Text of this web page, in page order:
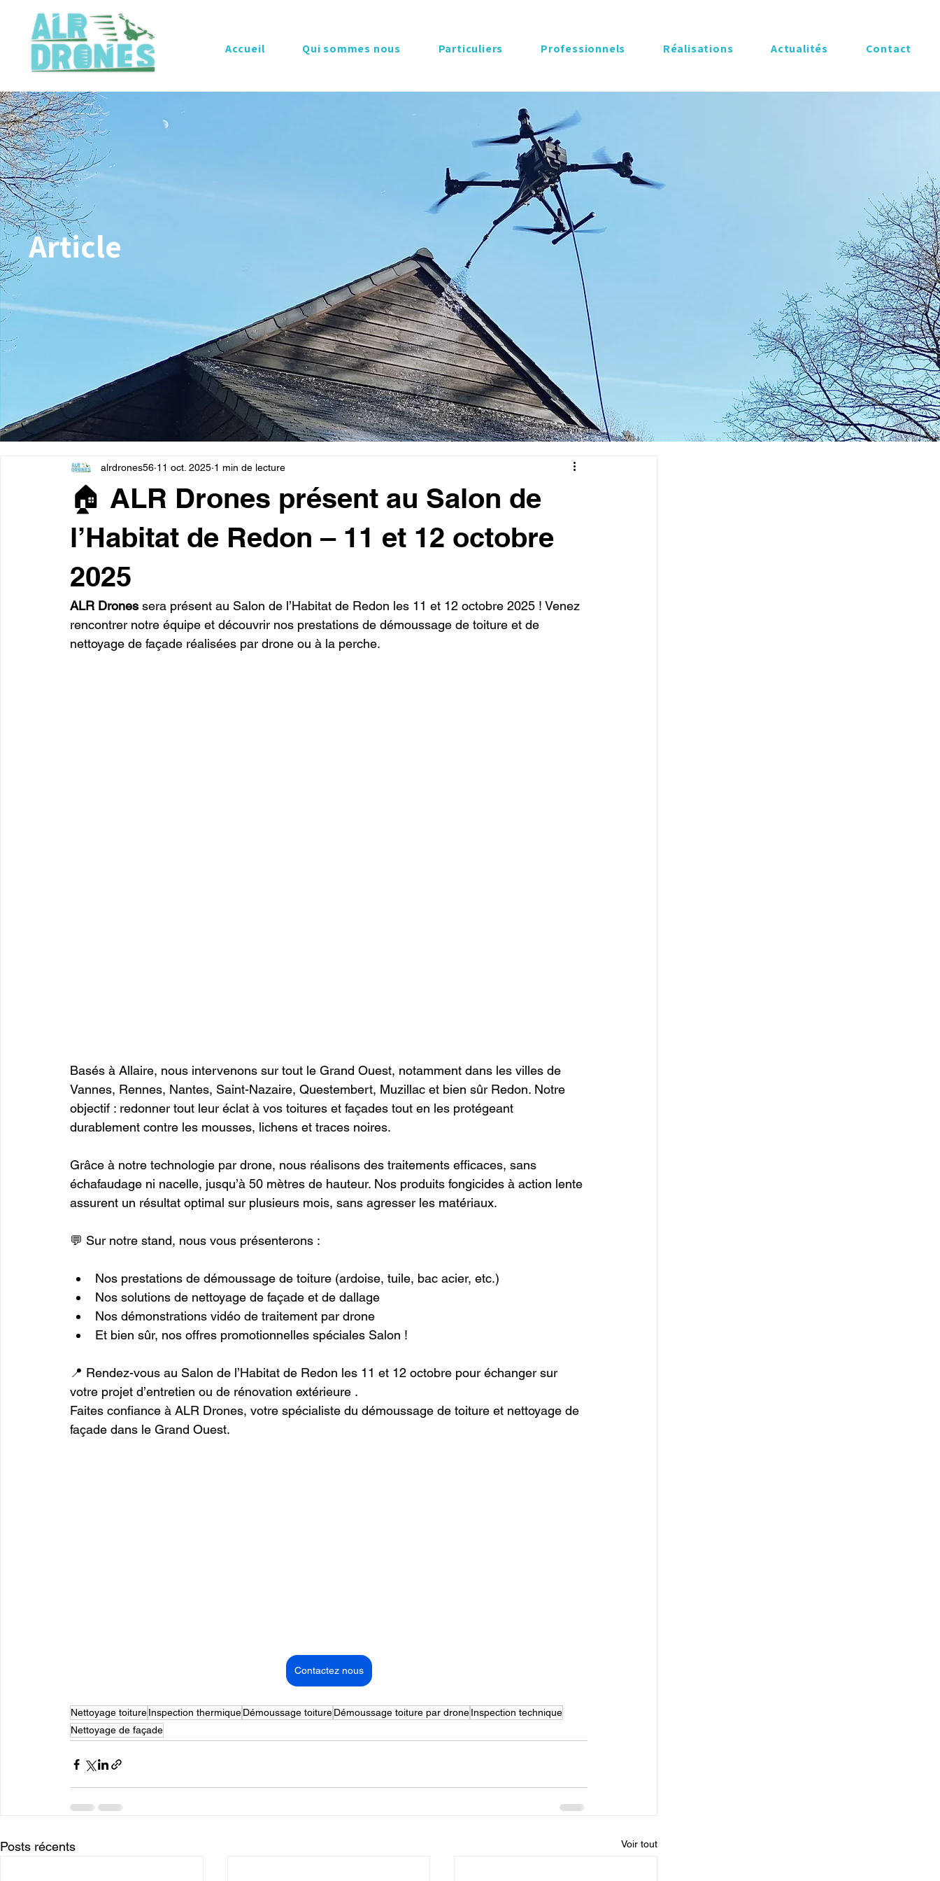
Accueil Qui sommes nous Particuliers Professionnels Réalisations ​Actualités Contact
Article
🏠 ALR Drones présent au Salon de
l’Habitat de Redon – 11 et 12 octobre
2025
alrdrones56 11 oct. 2025 1 min de lecture
ALR Drones sera présent au Salon de l’Habitat de Redon les 11 et 12 octobre 2025 ! Venez
rencontrer notre équipe et découvrir nos prestations de démoussage de toiture et de
nettoyage de façade réalisées par drone ou à la perche.
Basés à Allaire, nous intervenons sur tout le Grand Ouest, notamment dans les villes de
Vannes, Rennes, Nantes, Saint-Nazaire, Questembert, Muzillac et bien sûr Redon. Notre
objectif : redonner tout leur éclat à vos toitures et façades tout en les protégeant
durablement contre les mousses, lichens et traces noires.
Grâce à notre technologie par drone, nous réalisons des traitements efficaces, sans
échafaudage ni nacelle, jusqu’à 50 mètres de hauteur. Nos produits fongicides à action lente
assurent un résultat optimal sur plusieurs mois, sans agresser les matériaux.
💬 Sur notre stand, nous vous présenterons :
Nos prestations de démoussage de toiture (ardoise, tuile, bac acier, etc.)
Nos solutions de nettoyage de façade et de dallage
Nos démonstrations vidéo de traitement par drone
Et bien sûr, nos offres promotionnelles spéciales Salon !
📍 Rendez-vous au Salon de l’Habitat de Redon les 11 et 12 octobre pour échanger sur
votre projet d’entretien ou de rénovation extérieure .
Faites confiance à ALR Drones, votre spécialiste du démoussage de toiture et nettoyage de
façade dans le Grand Ouest.
Contactez nous
Nettoyage toitureInspection thermiqueDémoussage toitureDémoussage toiture par droneInspection technique
Nettoyage de façade
Posts récents Voir tout